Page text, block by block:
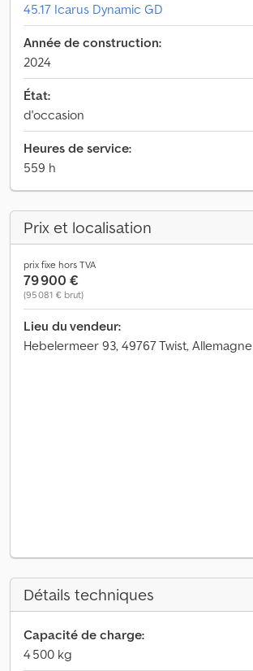
45.17 Icarus Dynamic GD
Année de construction:
2024
État:
d'occasion
Heures de service:
559 h
Prix et localisation
prix fixe hors TVA
79 900 €
(95 081 € brut)
Lieu du vendeur:
Hebelermeer 93, 49767 Twist, Allemagne
Détails techniques
Capacité de charge:
4 500 kg